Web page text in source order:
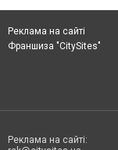
Реклама на сайті
Франшиза "CitySites"
Реклама на сайті: